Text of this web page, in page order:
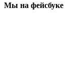
Мы на фейсбуке